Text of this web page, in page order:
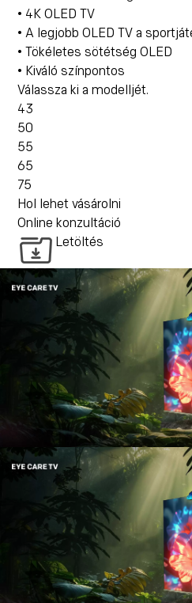
• 4K OLED TV
• A legjobb OLED TV a
• Tökéletes sötétség OLED
• Kiváló színpontos
Válassza ki a modelljét.
43
50
55
65
75
Hol lehet vásárolni
Online konzultáció
Letöltés